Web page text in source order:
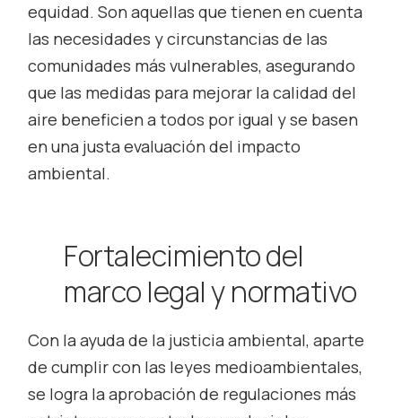
equidad. Son aquellas que tienen en cuenta
las necesidades y circunstancias de las
comunidades más vulnerables, asegurando
que las medidas para mejorar la calidad del
aire beneficien a todos por igual y se basen
en una justa evaluación del impacto
ambiental.
Fortalecimiento del
marco legal y normativo
Con la ayuda de la justicia ambiental, aparte
de cumplir con las leyes medioambientales,
se logra la aprobación de regulaciones más